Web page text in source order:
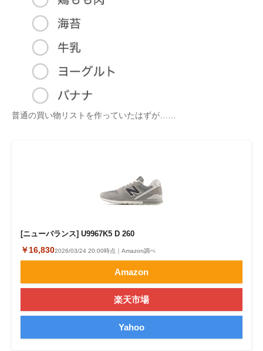
AI活用のいまが分かる
マーケ×ITの今がよく分かる
ITエンジニア向け専門サイト
製造業のIT導入・活用を支援
エレクトロニクス専門サイト
電子設計の基本と応用
エネルギーの専門メディア
建設×テクノロジーの最前線
ちょっと気になるネットの話題
普通の買い物リストを作っていたはずが……
[ニューバランス] U9967K5 D 260
￥16,8302026/03/24 20:00時点｜Amazon調べ
Amazon
楽天市場
Yahoo